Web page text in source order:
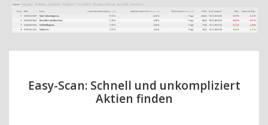
Easy-Scan: Schnell und unkompliziert
Aktien finden